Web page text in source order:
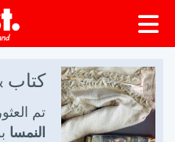
كتاب
تم
النمسا